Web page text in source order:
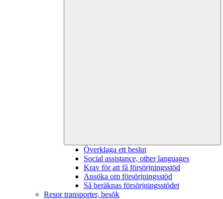
Överklaga ett beslut
Social assistance, other languages
Krav för att få försörjningsstöd
Ansöka om försörjningsstöd
Så beräknas försörjningsstödet
Resor transporter, besök